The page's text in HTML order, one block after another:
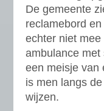
De gemeente
reclamebord
echter niet
ambulance
een meisje van
is men langs
wijzen.